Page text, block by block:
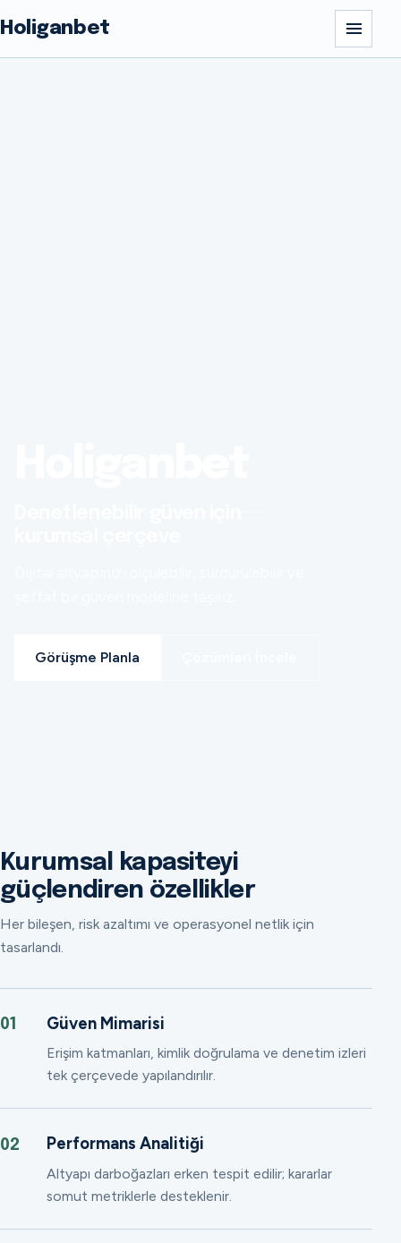
Holiganbet
Görüşme Planla
Kurumsal kapasiteyi
güçlendiren özellikler
Her bileşen, risk azaltımı ve operasyonel netlik için
tasarlandı.
01 Güven Mimarisi
Erişim katmanları, kimlik doğrulama ve denetim izleri
tek çerçevede yapılandırılır.
02 Performans Analitiği
Altyapı darboğazları erken tespit edilir; kararlar
somut metriklerle desteklenir.